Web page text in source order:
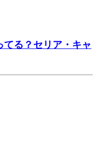
てる？セリア・キャ